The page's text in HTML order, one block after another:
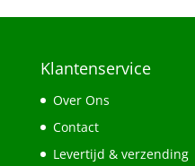
Klantenservice
Over Ons
Contact
Levertijd & verzending